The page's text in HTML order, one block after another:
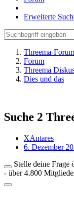
Erweiterte
Threema-
Forum
Threema
Dies und das
Suche 2
XAntares
6. Dezember
Stelle deine
- über 4.800